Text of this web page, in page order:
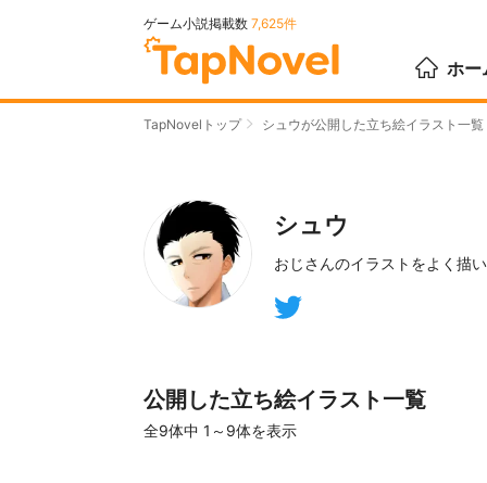
ゲーム小説掲載数 7,625件
ホー
TapNovelトップ シュウが公開した立ち絵イラスト一覧
シュウ
おじさんのイラストをよく描
公開した立ち絵イラスト一覧
全9体中 1～9体を表示